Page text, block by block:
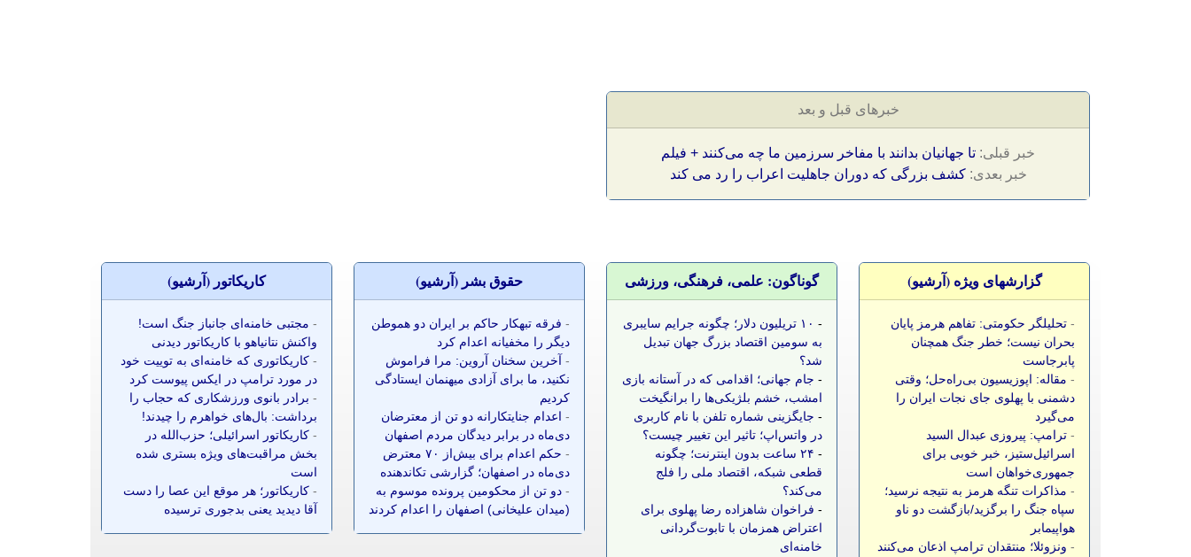
خبرهای قبل و بعد
خبر قبلی: تا جهانیان بدانند با مفاخر سرزمین ما چه می‌کنند + فیلم
خبر بعدی:کشف بزرگی که دوران جاهلیت اعراب را رد می کند
گزارشهای ویژه (آرشيو)
- تحلیلگر حکومتی: تفاهم هرمز پایان
بحران نیست؛ خطر جنگ همچنان
پابرجاست
- مقاله: اپوزیسیون بی‌راه‌حل؛ وقتی
دشمنی با پهلوی جای نجات ایران را
می‌گیرد
- ترامپ: پیروزی عبدال السید
اسرائیل‌ستیز، خبر خوبی برای
جمهوری‌خواهان است
- مذاکرات تنگه هرمز به نتیجه نرسید؛
سپاه جنگ را برگزید/بازگشت دو ناو
هواپیمابر
- ونزوئلا؛ منتقدان ترامپ اذعان می‌کنند
گوناگون: علمی، فرهنگی، ورزشی
-
۱۰ تریلیون دلار؛ چگونه جرایم سایبری
به سومین اقتصاد بزرگ جهان تبدیل
شد؟
- جام جهانی؛ اقدامی که در آستانه بازی
امشب، خشم بلژیکی‌ها را برانگیخت
- جایگزینی شماره تلفن با نام کاربری
در واتس‌اپ؛ تاثیر این تغییر چیست؟
-
۲۴ ساعت بدون اینترنت؛ چگونه
قطعی شبکه، اقتصاد ملی را فلج
می‌کند؟
- فراخوان شاهزاده رضا پهلوی برای
اعتراض همزمان با تابوت‌گردانی
خامنه‌ای
حقوق بشر (آرشيو)
- فرقه تبهکار حاکم بر ایران دو هموطن
دیگر را مخفیانه اعدام کرد
- آخرین سخنان آروین: مرا فراموش
نکنید، ما برای آزادی میهنمان ایستادگی
کردیم
- اعدام جنایتکارانه دو تن از معترضان
دی‌ماه در برابر دیدگان مردم اصفهان
-
حکم اعدام برای بیش‌از ۷۰ معترض
دی‌ماه در اصفهان؛ گزارشی تکاندهنده
- دو تن از محکومین پرونده موسوم به
(میدان علیخانی) اصفهان را اعدام کردند
کاريکاتور (آرشيو)
- مجتبی خامنه‌ای جانباز جنگ است!
واکنش نتانیاهو با کاریکاتور دیدنی
- کاریکاتوری که خامنه‌ای به توییت خود
در مورد ترامپ در ایکس پیوست کرد
- برادر بانوی ورزشکاری که حجاب را
برداشت: بال‌های خواهرم را چیدند!
- کاریکاتور اسرائیلی؛ حزب‌الله در
بخش مراقبت‌های ویژه بستری شده
است
- کاریکاتور؛ هر موقع این عصا را دست
آقا دیدید یعنی بدجوری ترسیده